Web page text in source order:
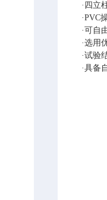
·四立
·PVC
·可自
·选用
·试验
·具备